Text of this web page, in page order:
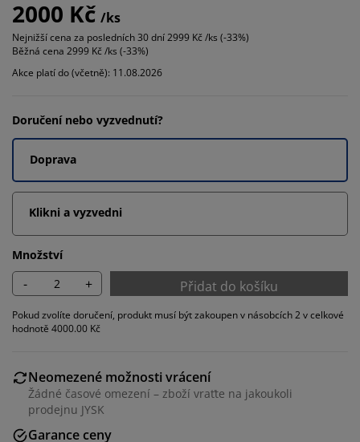
2000 Kč /ks
Nejnižší cena za posledních 30 dní2999 Kč /ks (-33%)
Běžná cena 2999 Kč /ks (-33%)
Akce platí do (včetně): 11.08.2026
Doručení nebo vyzvednutí?
Doprava
Klikni a vyzvedni
Množství
- + Přidat do košíku
Pokud zvolíte doručení, produkt musí být zakoupen v násobcích 2 v celkové
hodnotě 4000.00 Kč
Neomezené možnosti vrácení
Žádné časové omezení – zboží vraťte na jakoukoli
prodejnu JYSK
Garance ceny